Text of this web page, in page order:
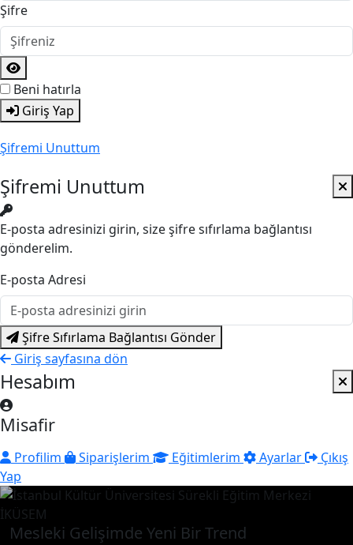
Şifre
Beni hatırla
Giriş Yap
Şifremi Unuttum
Şifremi Unuttum
E-posta adresinizi girin, size şifre sıfırlama bağlantısı
gönderelim.
E-posta Adresi
Şifre Sıfırlama Bağlantısı Gönder
Giriş sayfasına dön
Hesabım
Misafir
Profilim Siparişlerim Eğitimlerim Ayarlar
Çıkış
Yap
Mesleki Gelişimde Yeni Bir Trend